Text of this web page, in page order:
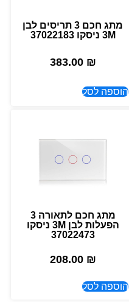
מתג חכם 3 תריסים לבן
3M ניסקו 37022183
383.00 ₪
הוספה לסל
מתג חכם לתאורה 3
הפעלות לבן 3M ניסקו
37022473
208.00 ₪
הוספה לסל